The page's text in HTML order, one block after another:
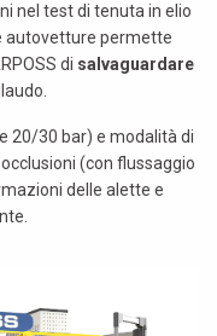
nel test di tenuta in elio
autovetture permette
di salvaguardare
20/30 bar) e modalità di
(con flussaggio
delle alette e
è gratis! Clicca qui!